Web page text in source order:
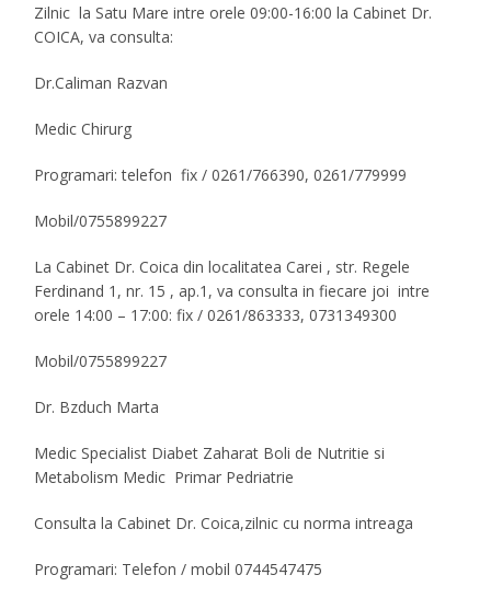
Zilnic la Satu Mare intre orele 09:00-16:00 la Cabinet Dr.
COICA, va consulta:
Dr.Caliman Razvan
Medic Chirurg
Programari: telefon fix / 0261/766390, 0261/779999
Mobil/0755899227
La Cabinet Dr. Coica din localitatea Carei , str. Regele
Ferdinand 1, nr. 15 , ap.1, va consulta in fiecare joi intre
orele 14:00 – 17:00: fix / 0261/863333, 0731349300
Mobil/0755899227
Dr. Bzduch Marta
Medic Specialist Diabet Zaharat Boli de Nutritie si
Metabolism Medic Primar Pedriatrie
Consulta la Cabinet Dr. Coica,zilnic cu norma intreaga
Programari: Telefon / mobil 0744547475